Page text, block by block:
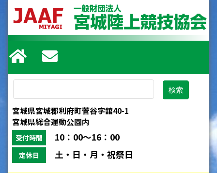
宮城県宮城郡利府町菅谷字舘40-1
宮城県総合運動公園内
受付時間 10：00～16：00
定休日 土・日・月・祝祭日